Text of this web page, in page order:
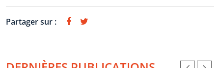
Partager sur :